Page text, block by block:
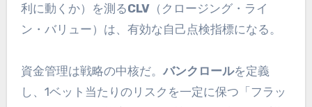
利に動くか）を測るCLV（クロージング・ライ
ン・バリュー）は、有効な自己点検指標になる。
資金管理は戦略の中核だ。 バンクロールを定義
し、1ベット当たりのリスクを一定に保つ「フラッ